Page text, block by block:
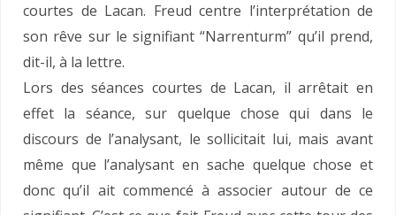
courtes de Lacan. Freud centre l’interprétation de
son rêve sur le signifiant “Narrenturm” qu’il prend,
dit-il, à la lettre.
Lors des séances courtes de Lacan, il arrêtait en
effet la séance, sur quelque chose qui dans le
discours de l’analysant, le sollicitait lui, mais avant
même que l’analysant en sache quelque chose et
donc qu’il ait commencé à associer autour de ce